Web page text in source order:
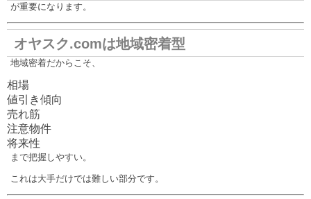
が重要になります。
オヤスク.comは地域密着型
地域密着だからこそ、
相場
値引き傾向
売れ筋
注意物件
将来性
まで把握しやすい。
これは大手だけでは難しい部分です。